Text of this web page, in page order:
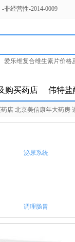
经营性-2014-0009
爱乐维复合维生素片价格
购买药店 伟特盐
店 北京美信康年大药房
泌尿系统
调理肠胃